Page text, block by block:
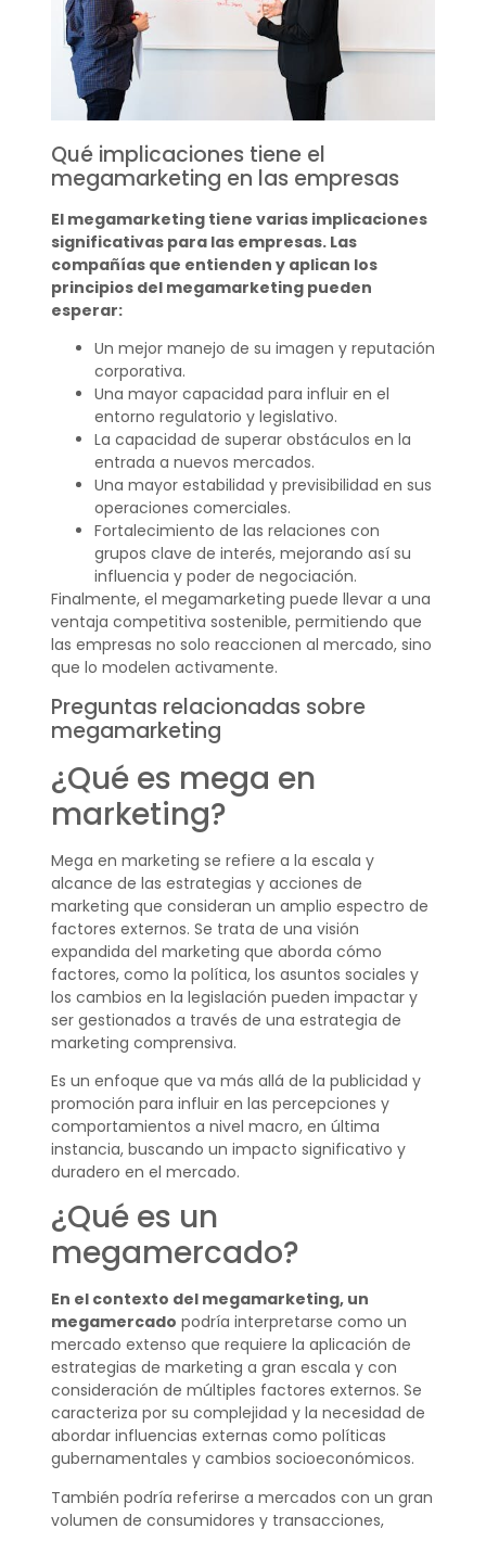
Qué implicaciones tiene el
megamarketing en las empresas
El megamarketing tiene varias implicaciones
significativas para las empresas. Las
compañías que entienden y aplican los
principios del megamarketing pueden
esperar:
Un mejor manejo de su imagen y reputación
corporativa.
Una mayor capacidad para influir en el
entorno regulatorio y legislativo.
La capacidad de superar obstáculos en la
entrada a nuevos mercados.
Una mayor estabilidad y previsibilidad en sus
operaciones comerciales.
Fortalecimiento de las relaciones con
grupos clave de interés, mejorando así su
influencia y poder de negociación.
Finalmente, el megamarketing puede llevar a una
ventaja competitiva sostenible, permitiendo que
las empresas no solo reaccionen al mercado, sino
que lo modelen activamente.
Preguntas relacionadas sobre
megamarketing
¿Qué es mega en
marketing?
Mega en marketing se refiere a la escala y
alcance de las estrategias y acciones de
marketing que consideran un amplio espectro de
factores externos. Se trata de una visión
expandida del marketing que aborda cómo
factores, como la política, los asuntos sociales y
los cambios en la legislación pueden impactar y
ser gestionados a través de una estrategia de
marketing comprensiva.
Es un enfoque que va más allá de la publicidad y
promoción para influir en las percepciones y
comportamientos a nivel macro, en última
instancia, buscando un impacto significativo y
duradero en el mercado.
¿Qué es un
megamercado?
En el contexto del megamarketing, un
megamercado podría interpretarse como un
mercado extenso que requiere la aplicación de
estrategias de marketing a gran escala y con
consideración de múltiples factores externos. Se
caracteriza por su complejidad y la necesidad de
abordar influencias externas como políticas
gubernamentales y cambios socioeconómicos.
También podría referirse a mercados con un gran
volumen de consumidores y transacciones,